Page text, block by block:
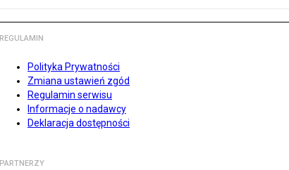
REGULAMIN
Polityka Prywatności
Zmiana ustawień zgód
Regulamin serwisu
Informacje o nadawcy
Deklaracja dostępności
PARTNERZY